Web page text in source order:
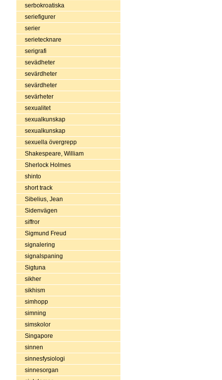
serbokroatiska
seriefigurer
serier
serietecknare
serigrafi
sevädheter
sevärdheter
sevärdheter
sevärheter
sexualitet
sexualkunskap
sexualkunskap
sexuella övergrepp
Shakespeare, William
Sherlock Holmes
shinto
short track
Sibelius, Jean
Sidenvägen
siffror
Sigmund Freud
signalering
signalspaning
Sigtuna
sikher
sikhism
simhopp
simning
simskolor
Singapore
sinnen
sinnesfysiologi
sinnesorgan